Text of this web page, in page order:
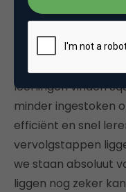
Wat zijn de
hebben nu al
leerlingen vinden
minder ingestoken
efficiënt en snel
vervolgstappen
we staan absoluut
liggen nog zeker